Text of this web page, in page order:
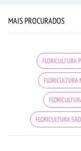
MAIS PROCURADOS
FLORICULTURA
FLORICULTURA
FLORICULTURA